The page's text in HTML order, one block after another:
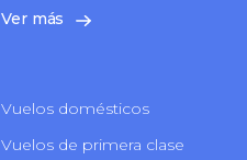
Ver más
Vuelos domésticos
Vuelos de primera clase